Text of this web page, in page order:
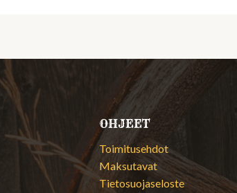
OHJEET
Toimitusehdot
Maksutavat
Tietosuojaseloste